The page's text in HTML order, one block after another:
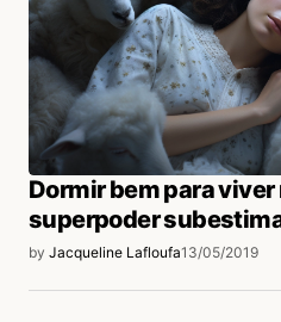
Dormir bem para
superpoder
by Jacqueline Lafloufa13/05/2019